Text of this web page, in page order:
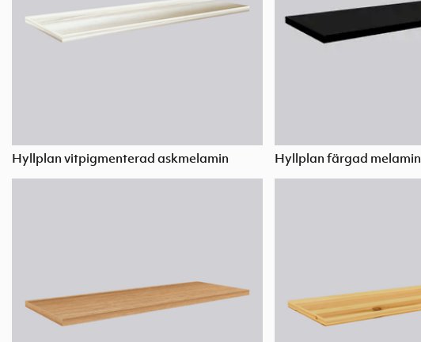
Hyllplan vitpigmenterad askmelamin Hyllplan färgad melamin